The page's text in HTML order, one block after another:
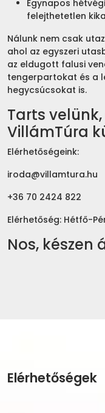
Egynapos
felejthetetlen
Nálunk nem csak
ahol az egyszeri
az eldugott falusi
tengerpartokat és a
hegycsúcsokat is.
Tarts
VillámTúra
Elérhetőségeink:
iroda@villamtura.hu
+36 70 2424 822
Elérhetőség: Hétfő-
Nos, készen
Elérhetőségek